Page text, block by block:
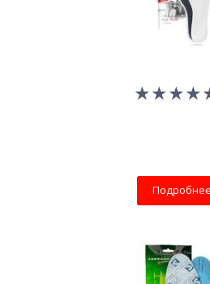
Подробнее